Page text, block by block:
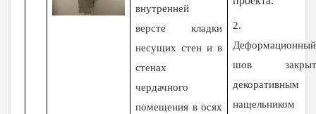
внутренней
версте кладки
несущих стен и в
стенах
чердачного
помещения в осях
2.
Деформационный
шов
декоративным
нащельником